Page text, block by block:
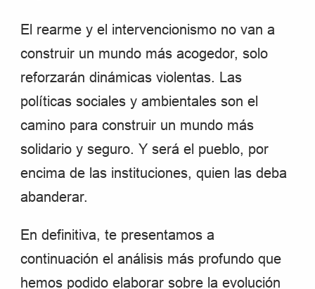
El rearme y el intervencionismo no van a
construir un mundo más acogedor, solo
reforzarán dinámicas violentas. Las
políticas sociales y ambientales son el
camino para construir un mundo más
solidario y seguro. Y será el pueblo, por
encima de las instituciones, quien las deba
abanderar.
En definitiva, te presentamos a
continuación el análisis más profundo que
hemos podido elaborar sobre la evolución